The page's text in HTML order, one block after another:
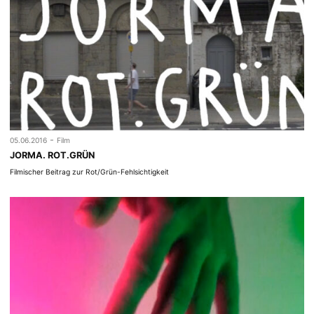
05.06.2016 - Film
JORMA. ROT.GRÜN
Filmischer Beitrag zur Rot/Grün-Fehlsichtigkeit